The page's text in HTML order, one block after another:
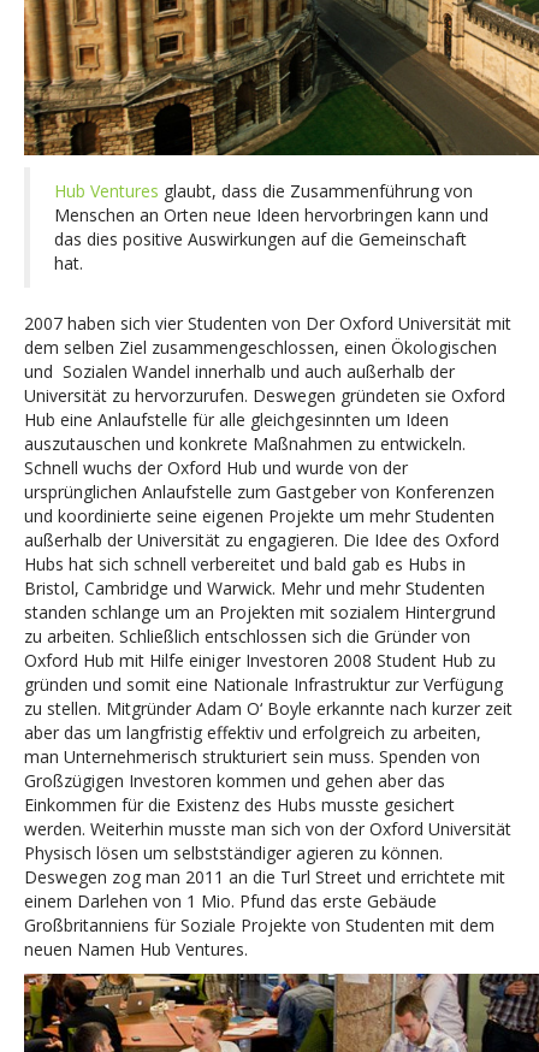
Hub Ventures glaubt, dass die Zusammenführung von
Menschen an Orten neue Ideen hervorbringen kann und
das dies positive Auswirkungen auf die Gemeinschaft
hat.
2007 haben sich vier Studenten von Der Oxford Universität mit
dem selben Ziel zusammengeschlossen, einen Ökologischen
und Sozialen Wandel innerhalb und auch außerhalb der
Universität zu hervorzurufen. Deswegen gründeten sie Oxford
Hub eine Anlaufstelle für alle gleichgesinnten um Ideen
auszutauschen und konkrete Maßnahmen zu entwickeln.
Schnell wuchs der Oxford Hub und wurde von der
ursprünglichen Anlaufstelle zum Gastgeber von Konferenzen
und koordinierte seine eigenen Projekte um mehr Studenten
außerhalb der Universität zu engagieren. Die Idee des Oxford
Hubs hat sich schnell verbereitet und bald gab es Hubs in
Bristol, Cambridge und Warwick. Mehr und mehr Studenten
standen schlange um an Projekten mit sozialem Hintergrund
zu arbeiten. Schließlich entschlossen sich die Gründer von
Oxford Hub mit Hilfe einiger Investoren 2008 Student Hub zu
gründen und somit eine Nationale Infrastruktur zur Verfügung
zu stellen. Mitgründer Adam O‘ Boyle erkannte nach kurzer zeit
aber das um langfristig effektiv und erfolgreich zu arbeiten,
man Unternehmerisch strukturiert sein muss. Spenden von
Großzügigen Investoren kommen und gehen aber das
Einkommen für die Existenz des Hubs musste gesichert
werden. Weiterhin musste man sich von der Oxford Universität
Physisch lösen um selbstständiger agieren zu können.
Deswegen zog man 2011 an die Turl Street und errichtete mit
einem Darlehen von 1 Mio. Pfund das erste Gebäude
Großbritanniens für Soziale Projekte von Studenten mit dem
neuen Namen Hub Ventures.